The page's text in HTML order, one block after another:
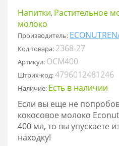
Напитки, Растительное
молоко
Производитель:
Код товара: 2368-27
Артикул: OCM400
Штрих-код:4796012481246
Наличие: Есть в наличии
Если вы еще не
кокосовое молоко
400 мл, то вы упускаете
находку!